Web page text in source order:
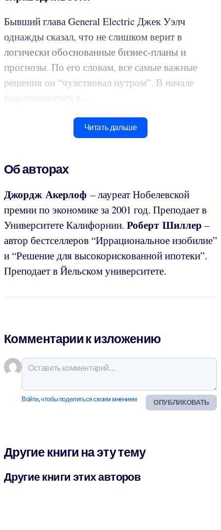
Бывший глава General Electric Джек Уэлч
однажды сказал, что не слишком верит в
логически обоснованные бизнес-планы и
прогнозы. По его словам, все самые важные
решения он “чувствовал нутром”. В начале
Читать дальше
Об авторах
Джордж Акерлоф – лауреат Нобелевской
премии по экономике за 2001 год. Преподает в
Университете Калифорнии. Роберт Шиллер –
автор бестселлеров “Иррациональное изобилие”
и “Решение для высокорискованной ипотеки”.
Преподает в Йельском университете.
Комментарии к изложению
ОПУБЛИКОВАТЬ
Войти, чтобы поделиться своим мнением
Другие книги на эту тему
Другие книги этих авторов